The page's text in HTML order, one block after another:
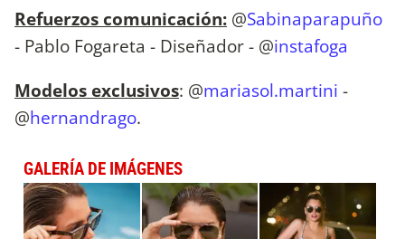
Refuerzos comunicación: @Sabinaparapuño
- Pablo Fogareta - Diseñador - @instafoga
Modelos exclusivos: @mariasol.martini -
@hernandrago.
GALERÍA DE IMÁGENES